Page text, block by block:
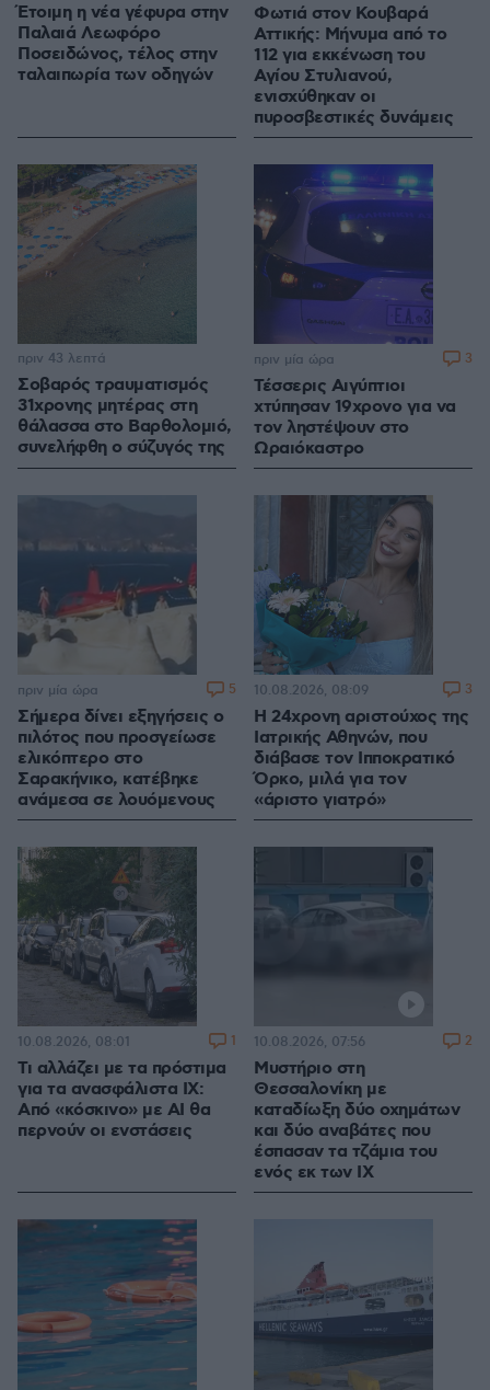
Έτοιμη η νέα γέφυρα στην
Παλαιά Λεωφόρο
Ποσειδώνος, τέλος στην
ταλαιπωρία των οδηγών
Φωτιά στον Κουβαρά
Αττικής: Μήνυμα από το
112 για εκκένωση του
Αγίου Στυλιανού,
ενισχύθηκαν οι
πυροσβεστικές δυνάμεις
Σοβαρός τραυματισμός
31χρονης μητέρας στη
θάλασσα στο Βαρθολομιό,
συνελήφθη ο σύζυγός της
πριν 43 λεπτά
Τέσσερις Αιγύπτιοι
χτύπησαν 19χρονο για να
τον ληστέψουν στο
Ωραιόκαστρο
πριν μία ώρα 3
Σήμερα δίνει εξηγήσεις ο
πιλότος που προσγείωσε
ελικόπτερο στο
Σαρακήνικο, κατέβηκε
ανάμεσα σε λουόμενους
πριν μία ώρα 5
Η 24χρονη αριστούχος της
Ιατρικής Αθηνών, που
διάβασε τον Ιπποκρατικό
Όρκο, μιλά για τον
«άριστο γιατρό»
10.08.2026, 08:09 3
Τι αλλάζει με τα πρόστιμα
για τα ανασφάλιστα ΙΧ:
Από «κόσκινο» με AI θα
περνούν οι ενστάσεις
10.08.2026, 08:01 1
Μυστήριο στη
Θεσσαλονίκη με
καταδίωξη δύο οχημάτων
και δύο αναβάτες που
έσπασαν τα τζάμια του
ενός εκ των ΙΧ
10.08.2026, 07:56 2